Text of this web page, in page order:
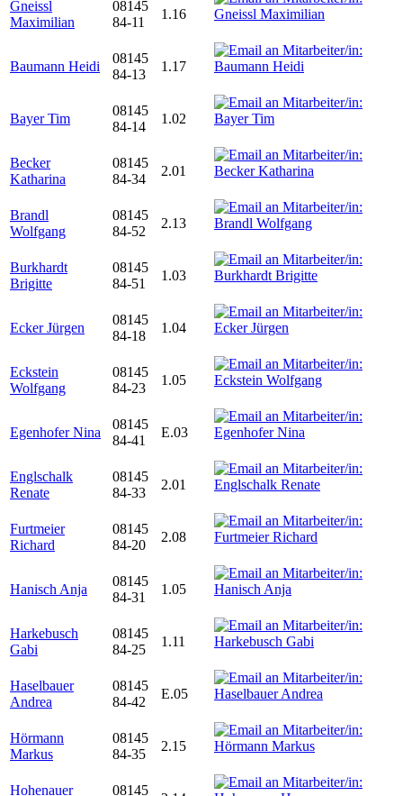
Gneissl
Maximilian
08145
84-11
1.16
Baumann Heidi
08145
84-13
1.17
Bayer Tim
08145
84-14
1.02
Becker
Katharina
08145
84-34
2.01
Brandl
Wolfgang
08145
84-52
2.13
Burkhardt
Brigitte
08145
84-51
1.03
Ecker Jürgen
08145
84-18
1.04
Eckstein
Wolfgang
08145
84-23
1.05
Egenhofer Nina
08145
84-41
E.03
Englschalk
Renate
08145
84-33
2.01
Furtmeier
Richard
08145
84-20
2.08
Hanisch Anja
08145
84-31
1.05
Harkebusch
Gabi
08145
84-25
1.11
Haselbauer
Andrea
08145
84-42
E.05
Hörmann
Markus
08145
84-35
2.15
Hohenauer
08145